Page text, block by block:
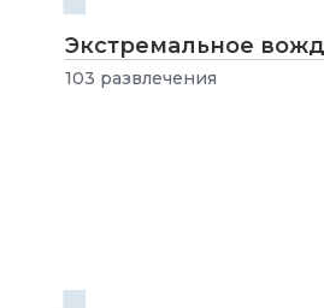
Экстремальное
103 развлечения